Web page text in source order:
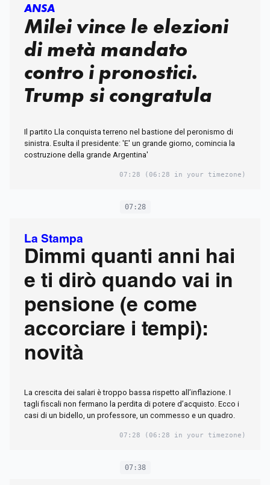
ANSA
Milei vince le elezioni
di metà mandato
contro i pronostici.
Trump si congratula
Il partito Lla conquista terreno nel bastione del peronismo di
sinistra. Esulta il presidente: 'E' un grande giorno, comincia la
costruzione della grande Argentina'
07:28 (06:28 in your timezone)
07:28
La Stampa
Dimmi quanti anni hai
e ti dirò quando vai in
pensione (e come
accorciare i tempi):
novità
La crescita dei salari è troppo bassa rispetto all’inflazione. I
tagli fiscali non fermano la perdita di potere d’acquisto. Ecco i
casi di un bidello, un professore, un commesso e un quadro.
07:28 (06:28 in your timezone)
07:38